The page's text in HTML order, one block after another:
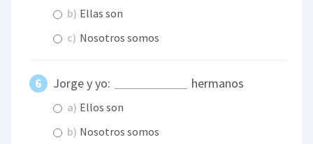
b) Ellas son
c) Nosotros somos
Jorge y yo: hermanos
a) Ellos son
b) Nosotros somos